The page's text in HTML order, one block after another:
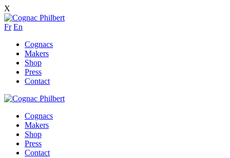
X
Fr En
Cognacs
Makers
Shop
Press
Contact
Cognacs
Makers
Shop
Press
Contact